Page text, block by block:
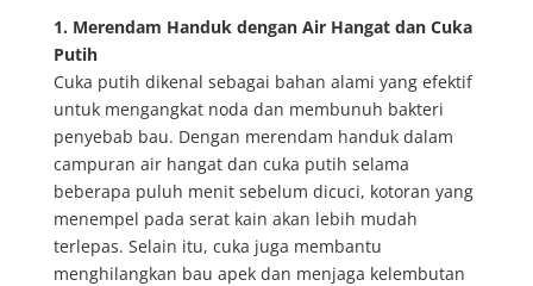
1. Merendam Handuk dengan Air Hangat dan Cuka
Putih
Cuka putih dikenal sebagai bahan alami yang efektif
untuk mengangkat noda dan membunuh bakteri
penyebab bau. Dengan merendam handuk dalam
campuran air hangat dan cuka putih selama
beberapa puluh menit sebelum dicuci, kotoran yang
menempel pada serat kain akan lebih mudah
terlepas. Selain itu, cuka juga membantu
menghilangkan bau apek dan menjaga kelembutan